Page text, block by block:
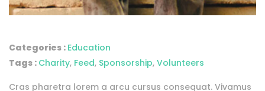
Categories : Education
Tags : Charity, Feed, Sponsorship, Volunteers
Cras pharetra lorem a arcu cursus consequat. Vivamus